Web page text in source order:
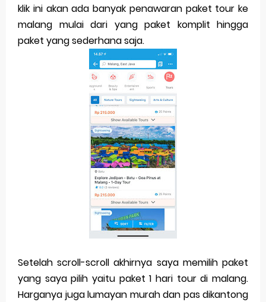
klik ini akan ada banyak penawaran paket tour ke
malang mulai dari yang paket komplit hingga
paket yang sederhana saja.
Setelah scroll-scroll akhirnya saya memilih paket
yang saya pilih yaitu paket 1 hari tour di malang.
Harganya juga lumayan murah dan pas dikantong